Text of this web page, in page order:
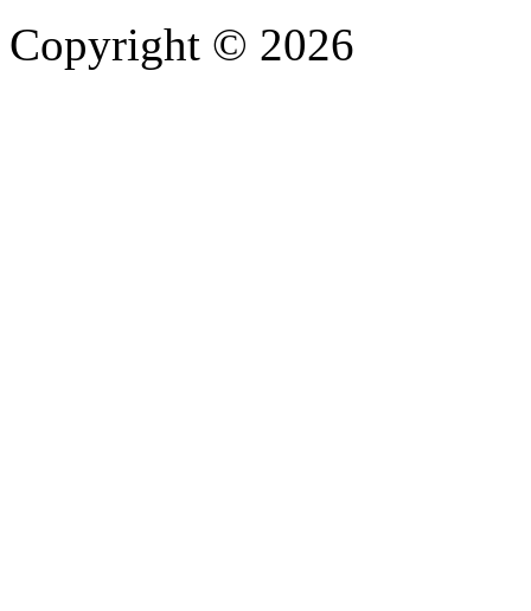
Copyright © 2026